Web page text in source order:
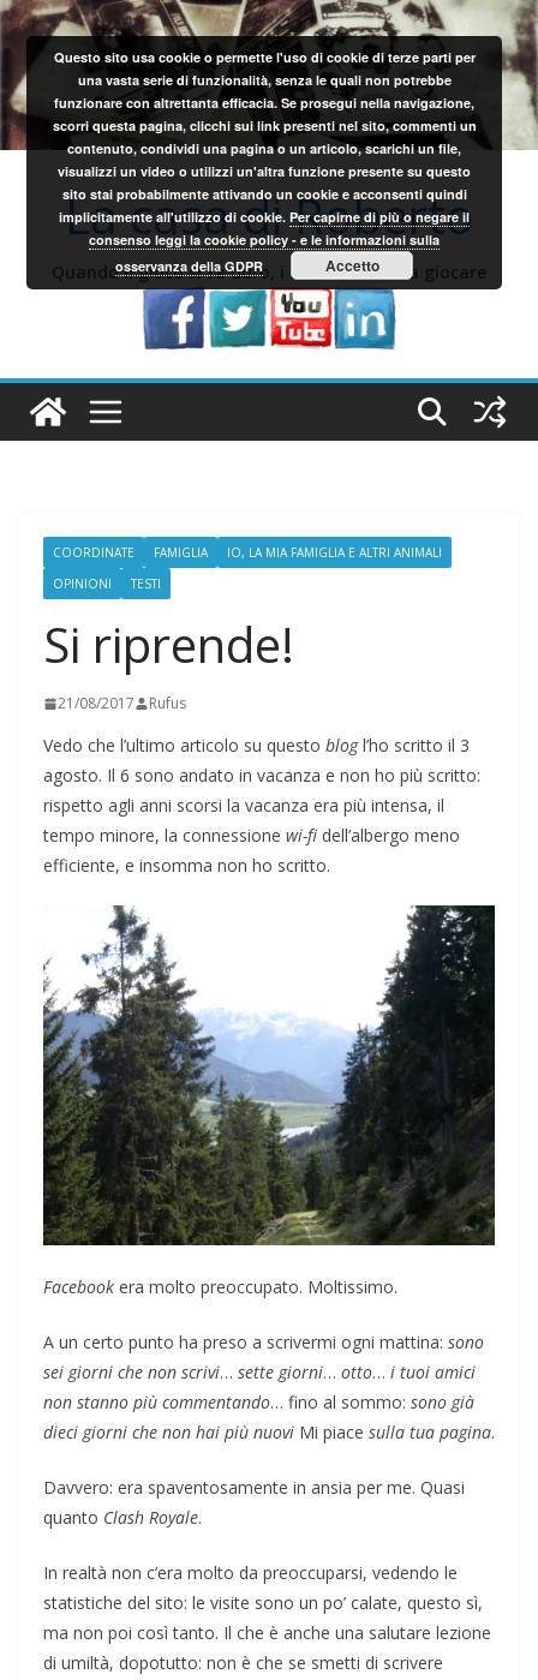
Salta
al
contenuto
La casa di Roberto
Quando il gioco si fa duro, i sardi iniziano a giocare
COORDINATE FAMIGLIA
IO, LA MIA FAMIGLIA E ALTRI ANIMALI
OPINIONI
TESTI
Si riprende!
21/08/2017 Rufus
Vedo che l’ultimo articolo su questo blogl’ho scritto il 3
agosto. Il 6 sono andato in vacanza e non ho più scritto:
rispetto agli anni scorsi la vacanza era più intensa, il
tempo minore, la connessione wi-fi dell’albergo meno
efficiente, e insomma non ho scritto.
Facebook era molto preoccupato. Moltissimo.
A un certo punto ha preso a scrivermi ogni mattina: sono
sei giorni che non scrivi… sette giorni… otto… i tuoi amici
non stanno più commentando… fino al sommo: sono già
dieci giorni che non hai più nuovi Mi piace sulla tua pagina.
Davvero: era spaventosamente in ansia per me. Quasi
quanto Clash Royale.
In realtà non c’era molto da preoccuparsi, vedendo le
statistiche del sito: le visite sono un po’ calate, questo sì,
ma non poi così tanto. Il che è anche una salutare lezione
di umiltà, dopotutto: non è che se smetti di scrivere
Questo sito usa cookie o permette l'uso di cookie di terze parti per
una vasta serie di funzionalità, senza le quali non potrebbe
funzionare con altrettanta efficacia. Se prosegui nella navigazione,
scorri questa pagina, clicchi sui link presenti nel sito, commenti un
contenuto, condividi una pagina o un articolo, scarichi un file,
visualizzi un video o utilizzi un'altra funzione presente su questo
sito stai probabilmente attivando un cookie e acconsenti quindi
implicitamente all'utilizzo di cookie.Per capirne di più o negare il
consenso leggi la cookie policy - e le informazioni sulla
osservanza della GDPR
Accetto